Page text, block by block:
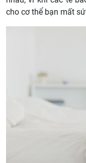
cho cơ thể bạn mất